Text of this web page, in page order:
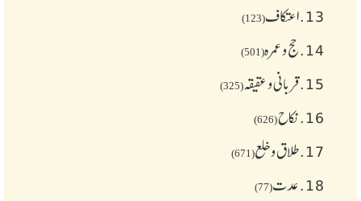
13. اعتکاف(123)
14. حج و عمرہ(501)
15. قربانی و عقیقہ(325)
16. نکاح(626)
17. طلاق و خلع(671)
18. عدت(77)